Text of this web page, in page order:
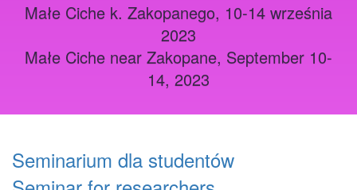
Małe Ciche k. Zakopanego, 10-14 września
2023
Małe Ciche near Zakopane, September 10-
14, 2023
Seminarium dla studentów